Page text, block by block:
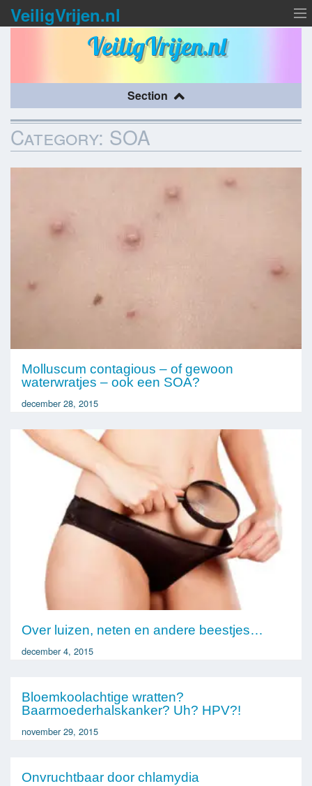
VeiligVrijen.nl
VeiligVrijen.nl
Section
Condooms
SOA
Category: SOA
Molluscum contagious – of gewoon
waterwratjes – ook een SOA?
december 28, 2015
Over luizen, neten en andere beestjes…
december 4, 2015
Bloemkoolachtige wratten?
Baarmoederhalskanker? Uh? HPV?!
november 29, 2015
Onvruchtbaar door chlamydia